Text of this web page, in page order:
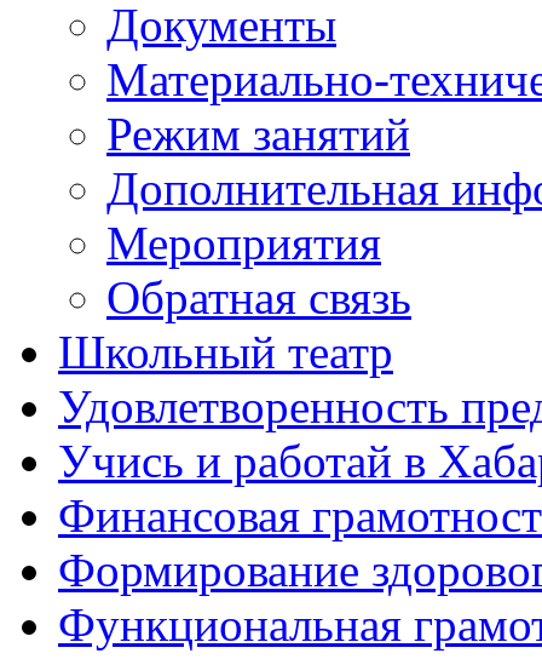
Документы
Материально-
Режим занятий
Дополнительная
Мероприятия
Обратная связь
Школьный театр
Удовлетворенность
Учись и работай в
Финансовая
Формирование
Функциональная